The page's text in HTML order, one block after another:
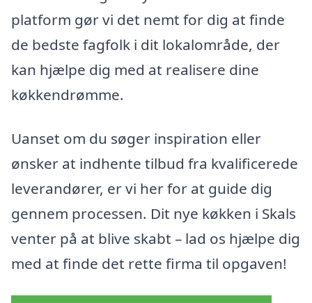
platform gør vi det nemt for dig at finde
de bedste fagfolk i dit lokalområde, der
kan hjælpe dig med at realisere dine
køkkendrømme.
Uanset om du søger inspiration eller
ønsker at indhente tilbud fra kvalificerede
leverandører, er vi her for at guide dig
gennem processen. Dit nye køkken i Skals
venter på at blive skabt – lad os hjælpe dig
med at finde det rette firma til opgaven!